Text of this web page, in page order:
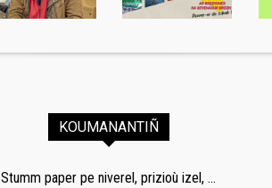
KOUMANANTIÑ
Stumm paper pe niverel, prizioù izel, ...